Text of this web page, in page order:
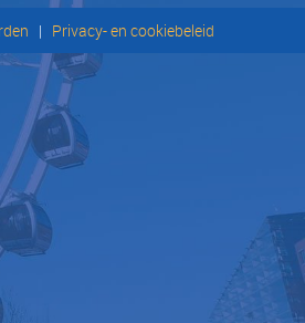
| Privacy- en cookiebeleid